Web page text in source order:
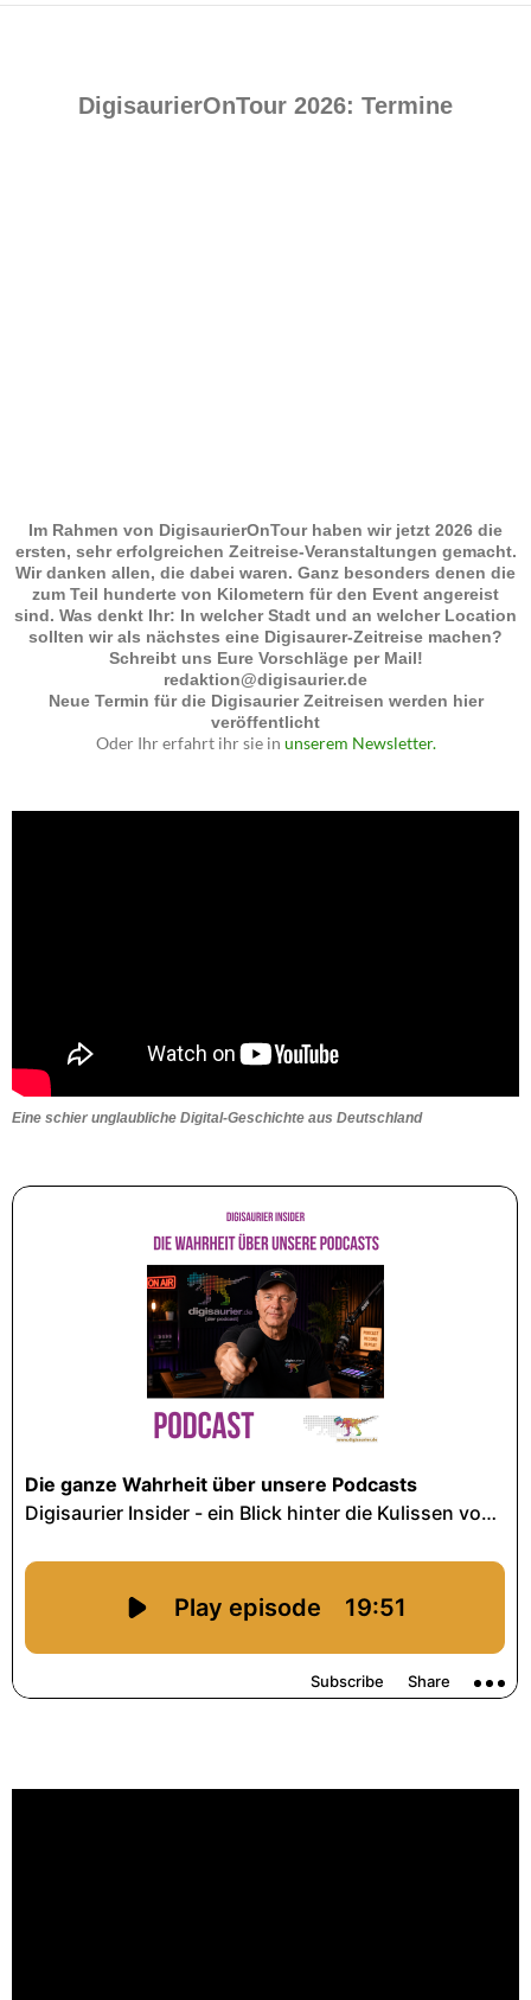
DigisaurierOnTour 2026: Termine
Im Rahmen von DigisaurierOnTour haben wir jetzt 2026 die
ersten, sehr erfolgreichen Zeitreise-Veranstaltungen gemacht.
Wir danken allen, die dabei waren. Ganz besonders denen die
zum Teil hunderte von Kilometern für den Event angereist
sind. Was denkt Ihr: In welcher Stadt und an welcher Location
sollten wir als nächstes eine Digisaurer-Zeitreise machen?
Schreibt uns Eure Vorschläge per Mail!
redaktion@digisaurier.de
Neue Termin für die Digisaurier Zeitreisen werden hier
veröffentlicht
Oder Ihr erfahrt ihr sie in unserem Newsletter.
Eine schier unglaubliche Digital-Geschichte aus Deutschland